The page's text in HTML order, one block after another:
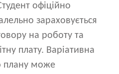
офіційно
зараховується
на роботу та
плату. Варіативна
плану може